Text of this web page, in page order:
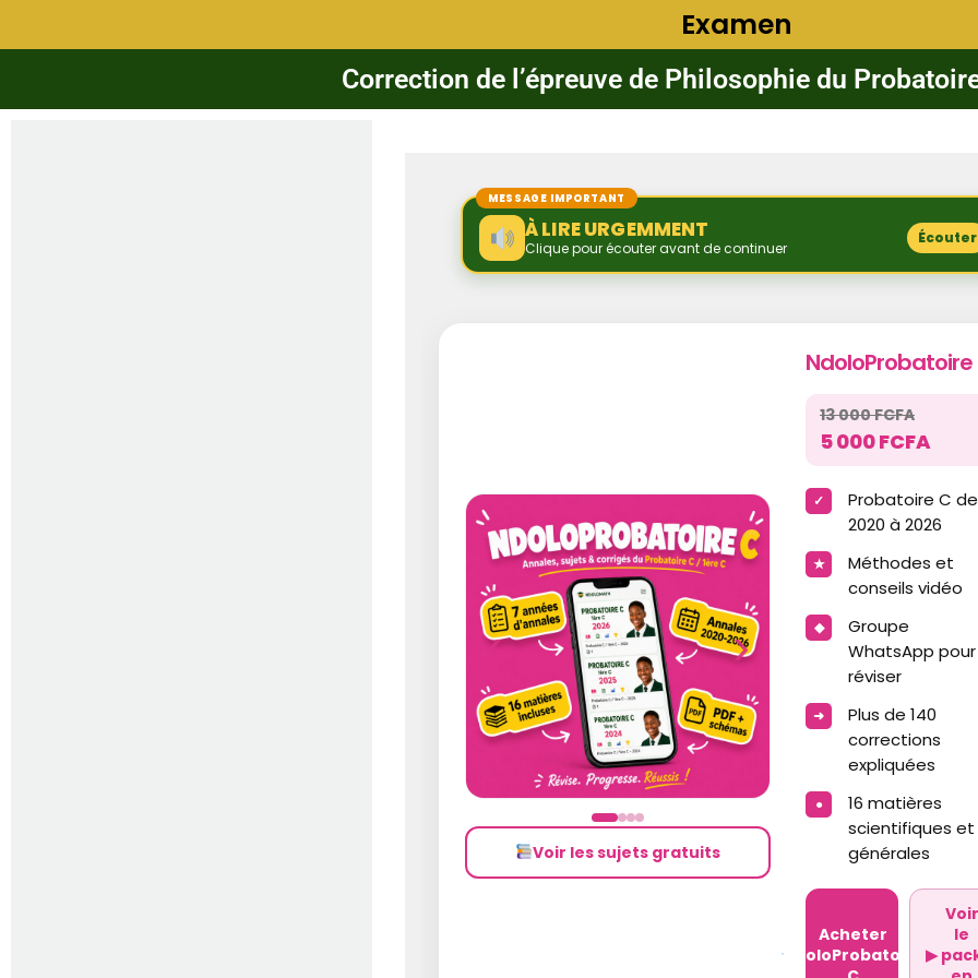
Examen
Correction de l’épreuve de Philosophie du
MESSAGE IMPORTANT
À LIRE URGEMMENT
Clique pour écouter avant de continuer
Écouter
‹ ›
Voir les sujets gratuits
NdoloProbatoire
13 000 FCFA
5 000 FCFA
Probatoire C de
2020 à 2026
Méthodes et
conseils vidéo
Groupe
WhatsApp pour
réviser
Plus de 140
corrections
expliquées
16 matières
scientifiques et
générales
Acheter
NdoloProbatoire
▶
Voir
le